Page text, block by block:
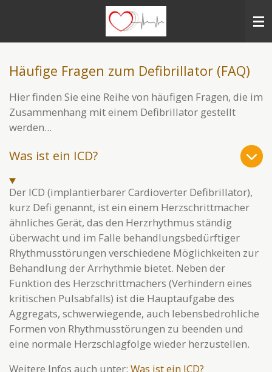
springen
Häufige Fragen zum Defibrillator (FAQ)
Hier finden Sie eine Reihe von häufigen Fragen, die im
Zusammenhang mit einem Defibrillator gestellt
werden...
Was ist ein ICD?
Der ICD (implantierbarer Cardioverter Defibrillator),
kurz Defi genannt, ist ein einem Herzschrittmacher
ähnliches Gerät, das den Herzrhythmus ständig
überwacht und im Falle behandlungsbedürftiger
Rhythmusstörungen verschiedene Möglichkeiten zur
Behandlung der Arrhythmie bietet. Neben der
Funktion des Herzschrittmachers (Verhindern eines
kritischen Pulsabfalls) ist die Hauptaufgabe des
Aggregats, schwerwiegende, auch lebensbedrohliche
Formen von Rhythmusstörungen zu beenden und
eine normale Herzschlagfolge wieder herzustellen.
Weitere Infos auch unter: Was ist ein ICD?